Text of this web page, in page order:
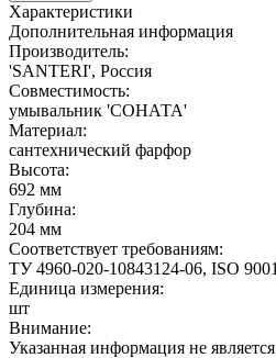
Характеристики
Дополнительная информация
Производитель:
'SANTERI', Россия
Совместимость:
умывальник 'СОНАТА'
Материал:
сантехнический фарфор
Высота:
692 мм
Глубина:
204 мм
Соответствует требованиям:
ТУ 4960-020-10843124-06, ISO 9001
Единица измерения:
шт
Внимание:
Указанная информация не